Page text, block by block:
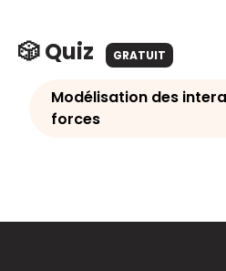
🎲 Quiz GRATUIT
Modélisation des
forces